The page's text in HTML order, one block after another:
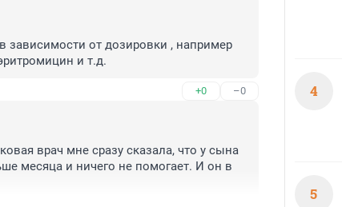
зависимости от дозировки , например
и т.д.
+0 –0
врач мне сразу сказала, что у сына
месяца и ничего не помогает. И он в
4
5